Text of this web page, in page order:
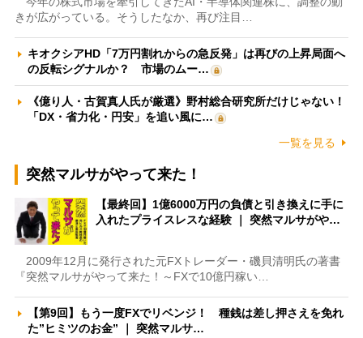
きが広がっている。そうしたなか、再び注目…
キオクシアHD「7万円割れからの急反発」は再びの上昇局面へ
の反転シグナルか？ 市場のムー…
《億り人・古賀真人氏が厳選》野村総合研究所だけじゃない！
「DX・省力化・円安」を追い風に…
一覧を見る
突然マルサがやって来た！
【最終回】1億6000万円の負債と引き換えに手に
入れたプライスレスな経験 ｜ 突然マルサがや…
2009年12月に発行された元FXトレーダー・磯貝清明氏の著書
『突然マルサがやって来た！～FXで10億円稼い…
【第9回】もう一度FXでリベンジ！ 種銭は差し押さえを免れ
た”ヒミツのお金” ｜ 突然マルサ…